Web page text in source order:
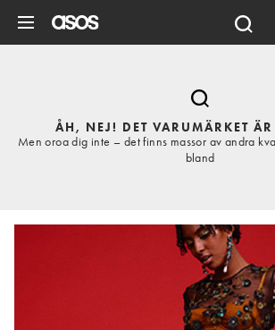
ÅH, NEJ! DET VARUMÄRKET ÄR
Men oroa dig inte – det finns massor av andra
bland